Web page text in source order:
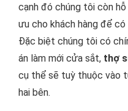
cạnh đó chúng tôi còn
ưu cho khách hàng để
Đặc biệt chúng tôi có
án làm mới cửa sắt, thợ
cụ thể sẽ tuỳ thuộc vào
hai bên.